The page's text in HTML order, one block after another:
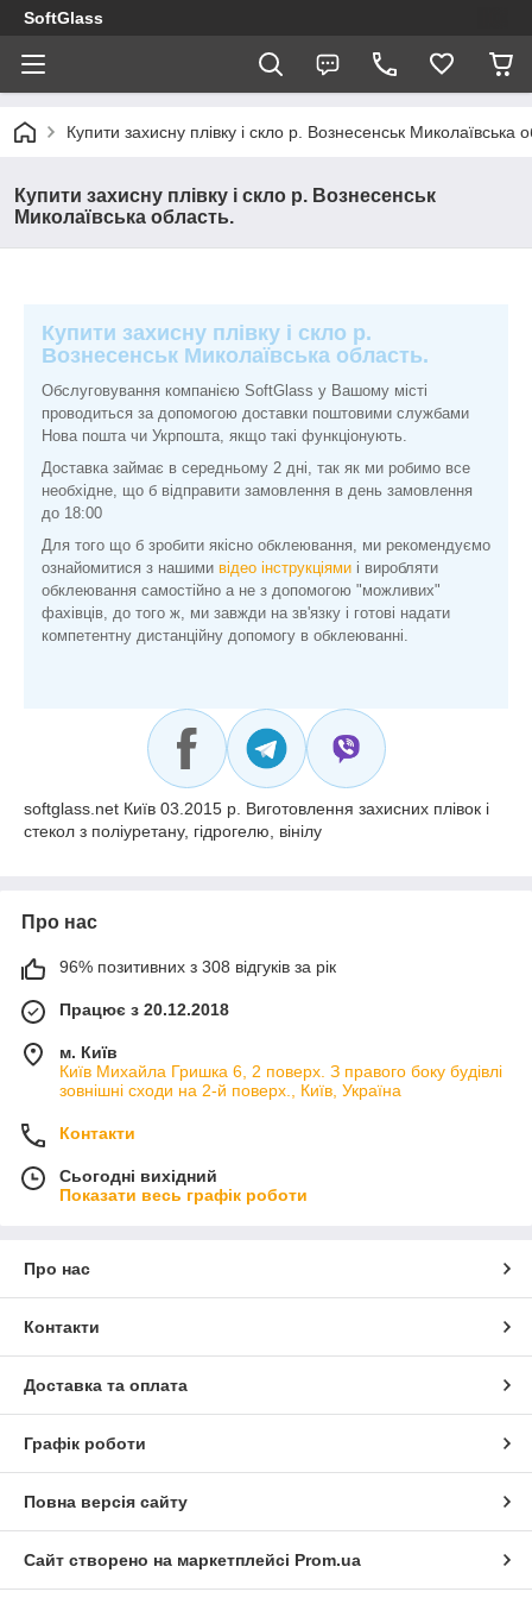
SoftGlass
Купити захисну плівку і скло р. Вознесенськ Миколаївська
Купити захисну плівку і скло р. Вознесенськ
Миколаївська область.
Купити захисну плівку і скло р.
Вознесенськ Миколаївська область.
Обслуговування компанією SoftGlass у Вашому місті
проводиться за допомогою доставки поштовими службами
Нова пошта чи Укрпошта, якщо такі функціонують.
Доставка займає в середньому 2 дні, так як ми робимо все
необхідне, що б відправити замовлення в день замовлення
до 18:00
Для того що б зробити якісно обклеювання, ми рекомендуємо
ознайомитися з нашими відео інструкціями і виробляти
обклеювання самостійно а не з допомогою "можливих"
фахівців, до того ж, ми завжди на зв'язку і готові надати
компетентну дистанційну допомогу в обклеюванні.
softglass.net Київ 03.2015 р. Виготовлення захисних плівок і
стекол з поліуретану, гідрогелю, вінілу
Про нас
96% позитивних з 308 відгуків за рік
Працює з 20.12.2018
м. Київ
Київ Михайла Гришка 6, 2 поверх. З правого боку будівлі
зовнішні сходи на 2-й поверх., Київ, Україна
Контакти
Сьогодні вихідний
Показати весь графік роботи
Про нас
Контакти
Доставка та оплата
Графік роботи
Повна версія сайту
Сайт створено на маркетплейсі Prom.ua